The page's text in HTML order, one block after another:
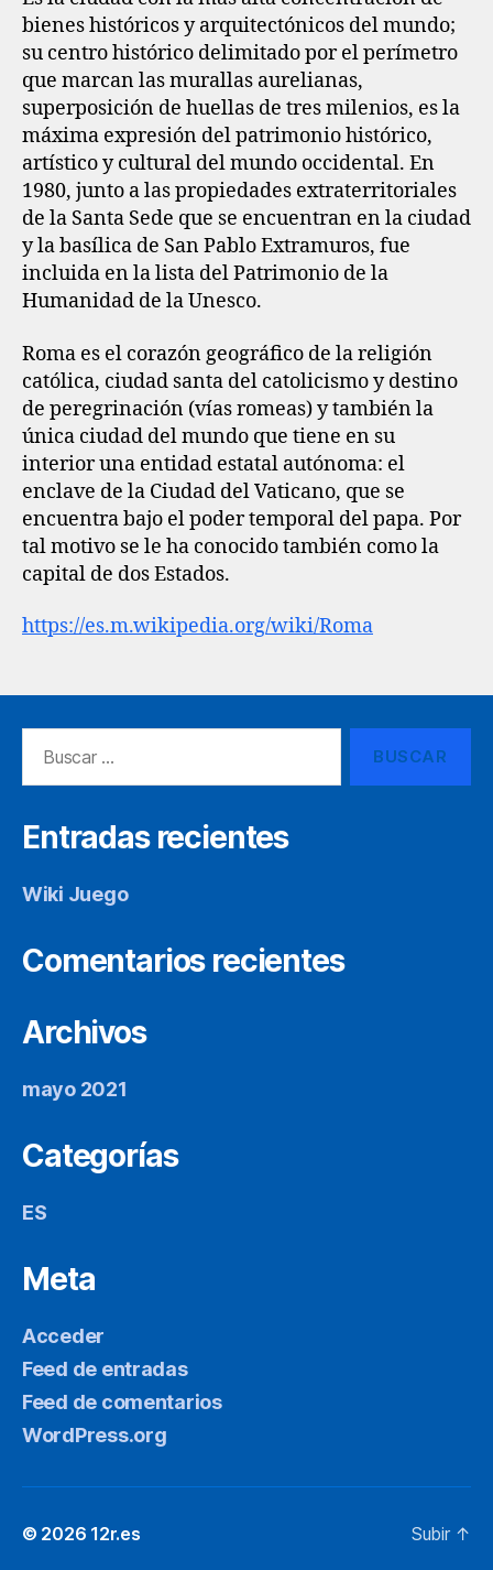
bienes históricos y arquitectónicos del mundo;
su centro histórico delimitado por el perímetro
que marcan las murallas aurelianas,
superposición de huellas de tres milenios, es la
máxima expresión del patrimonio histórico,
artístico y cultural del mundo occidental. En
1980, junto a las propiedades extraterritoriales
de la Santa Sede que se encuentran en la ciudad
y la basílica de San Pablo Extramuros, fue
incluida en la lista del Patrimonio de la
Humanidad de la Unesco.
Roma es el corazón geográfico de la religión
católica, ciudad santa del catolicismo y destino
de peregrinación (vías romeas) y también la
única ciudad del mundo que tiene en su
interior una entidad estatal autónoma: el
enclave de la Ciudad del Vaticano, que se
encuentra bajo el poder temporal del papa.​ Por
tal motivo se le ha conocido también como la
capital de dos Estados.
https://es.m.wikipedia.org/wiki/Roma
Entradas recientes
Wiki Juego
Comentarios recientes
Archivos
mayo 2021
Categorías
ES
Meta
Acceder
Feed de entradas
Feed de comentarios
WordPress.org
© 2026 12r.es Subir ↑